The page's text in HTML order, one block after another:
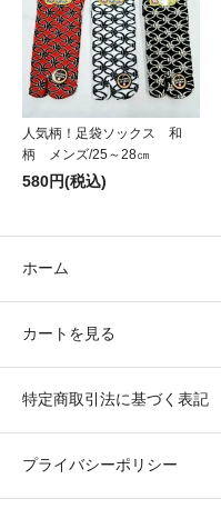
人気柄！足袋ソックス 和
柄 メンズ/25～28㎝
580円(税込)
ホーム
カートを見る
特定商取引法に基づく表記
プライバシーポリシー